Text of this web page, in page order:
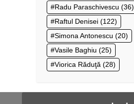
Radu Paraschivescu (36)
Raftul Denisei (122)
Simona Antonescu (20)
Vasile Baghiu (25)
Viorica Răduţă (28)